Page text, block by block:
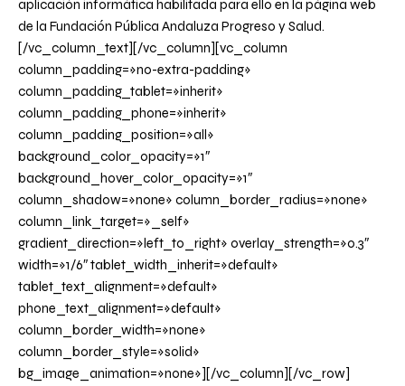
aplicación informática habilitada para ello en la página web
de la Fundación Pública Andaluza Progreso y Salud.
[/vc_column_text][/vc_column][vc_column
column_padding=»no-extra-padding»
column_padding_tablet=»inherit»
column_padding_phone=»inherit»
column_padding_position=»all»
background_color_opacity=»1″
background_hover_color_opacity=»1″
column_shadow=»none» column_border_radius=»none»
column_link_target=»_self»
gradient_direction=»left_to_right» overlay_strength=»0.3″
width=»1/6″ tablet_width_inherit=»default»
tablet_text_alignment=»default»
phone_text_alignment=»default»
column_border_width=»none»
column_border_style=»solid»
bg_image_animation=»none»][/vc_column][/vc_row]